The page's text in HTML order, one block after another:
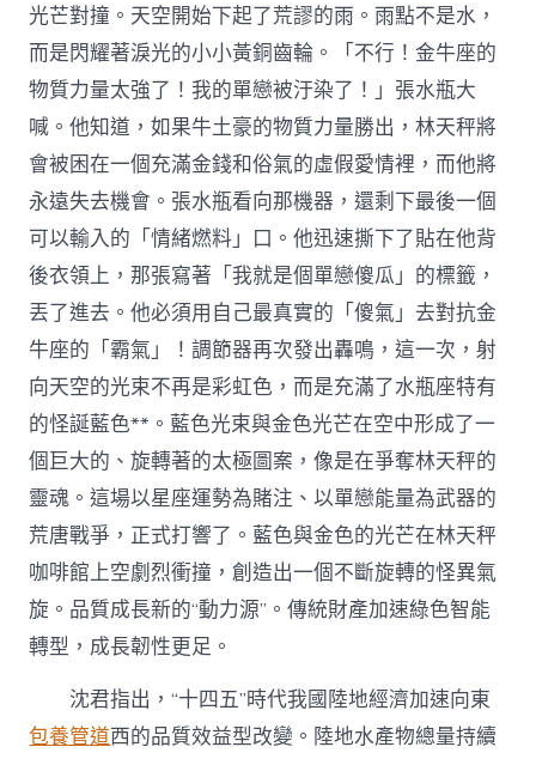
光芒對撞。天空開始下起了荒謬的雨。雨點不是水，
而是閃耀著淚光的小小黃銅齒輪。「不行！金牛座的
物質力量太強了！我的單戀被汙染了！」張水瓶大
喊。他知道，如果牛土豪的物質力量勝出，林天秤將
會被困在一個充滿金錢和俗氣的虛假愛情裡，而他將
永遠失去機會。張水瓶看向那機器，還剩下最後一個
可以輸入的「情緒燃料」口。他迅速撕下了貼在他背
後衣領上，那張寫著「我就是個單戀傻瓜」的標籤，
丟了進去。他必須用自己最真實的「傻氣」去對抗金
牛座的「霸氣」！調節器再次發出轟鳴，這一次，射
向天空的光束不再是彩虹色，而是充滿了水瓶座特有
的怪誕藍色**。藍色光束與金色光芒在空中形成了一
個巨大的、旋轉著的太極圖案，像是在爭奪林天秤的
靈魂。這場以星座運勢為賭注、以單戀能量為武器的
荒唐戰爭，正式打響了。藍色與金色的光芒在林天秤
咖啡館上空劇烈衝撞，創造出一個不斷旋轉的怪異氣
旋。品質成長新的“動力源”。傳統財產加速綠色智能
轉型，成長韌性更足。
沈君指出，“十四五”時代我國陸地經濟加速向東
包養管道西的品質效益型改變。陸地水產物總量持續